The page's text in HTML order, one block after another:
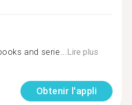
and serie...Lire plus
Obtenir l'appli